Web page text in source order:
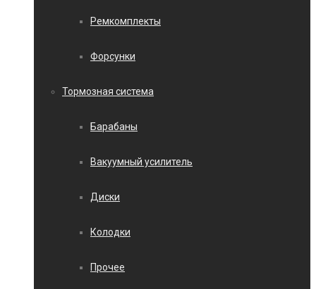
Ремкомплекты
Форсунки
Тормозная система
Барабаны
Вакуумный усилитель
Диски
Колодки
Прочее